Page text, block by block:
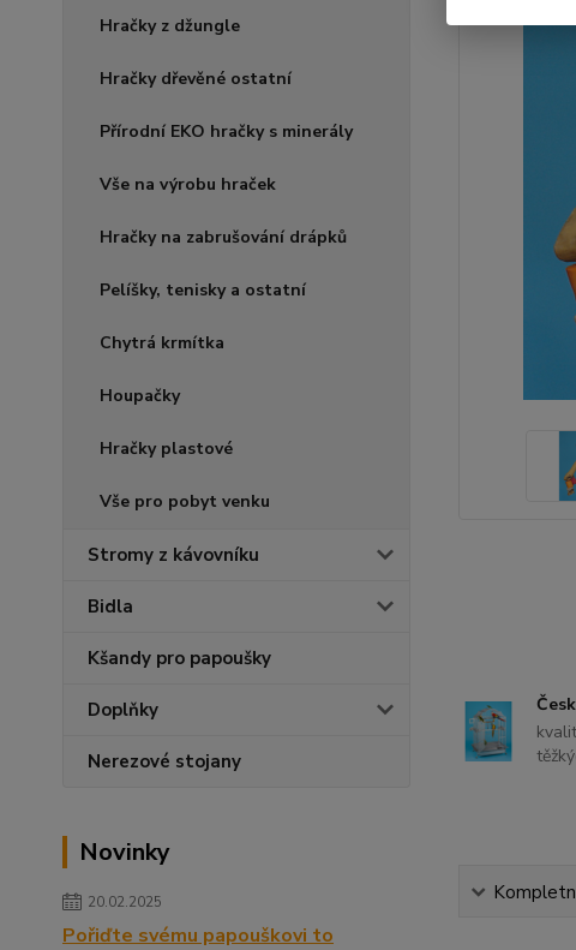
Hračky z džungle
Hračky dřevěné ostatní
Přírodní EKO hračky s minerály
Vše na výrobu hraček
Hračky na zabrušování drápků
Pelíšky, tenisky a ostatní
Chytrá krmítka
Houpačky
Hračky plastové
Vše pro pobyt venku
Stromy z kávovníku
Bidla
Kšandy pro papoušky
Doplňky
Nerezové stojany
Novinky
20.02.2025
Pořiďte svému papouškovi to